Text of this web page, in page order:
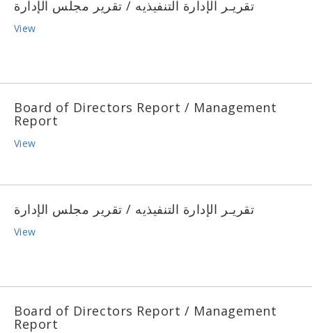
تقريـر الإدارة التنفيذيه / تقرير مجلس الإدارة
View
Board of Directors Report / Management
Report
View
تقريـر الإدارة التنفيذيه / تقرير مجلس الإدارة
View
Board of Directors Report / Management
Report